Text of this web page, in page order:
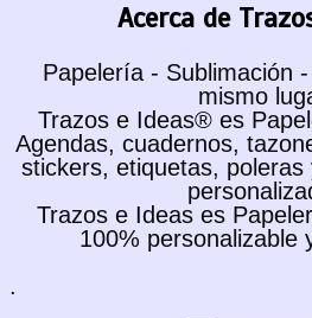
Acerca de
Papelería - Sublimación
mismo
Trazos e Ideas® es
Agendas, cuadernos,
stickers, etiquetas,
Trazos e Ideas es
100% personalizable
.